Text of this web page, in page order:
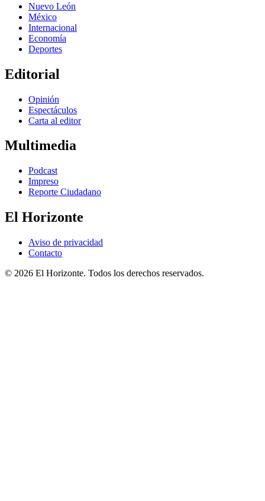
Nuevo León
México
Internacional
Economía
Deportes
Editorial
Opinión
Espectáculos
Carta al editor
Multimedia
Podcast
Impreso
Reporte Ciudadano
El Horizonte
Aviso de privacidad
Contacto
© 2026 El Horizonte. Todos los derechos reservados.